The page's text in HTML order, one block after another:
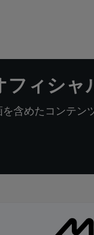
フィシャ
含めたコンテ